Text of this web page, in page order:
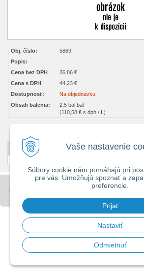
Vaše nastavenie
Súbory cookie nám pomáhajú pri
pre vás. Umožňujú spoznať a
preferencie.
Prijať
Nastaviť
Odmietnuť
Obj. číslo:
5869
Popis:
Cena bez DPH
36,86 €
Cena s DPH
44,23 €
Dostupnosť:
Na objednávku
Obsah balenia:
2,5 bal bal
(110,58 € s dph / L)
DETAILNÝ POPIS
© 2026 Stavebniny - DUMA • tvorba eshopu cez
WEBYGROUP